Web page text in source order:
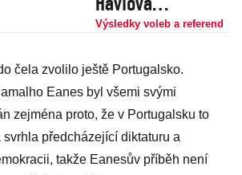
kamarádka,
zapomenuté
země i druhá
Evita
Výsledky voleb a referend
čela zvolilo ještě Portugalsko.
Eanes byl všemi svými
zejména proto, že v Portugalsku to
svrhla předcházející diktaturu a
takže Eanesův příběh není